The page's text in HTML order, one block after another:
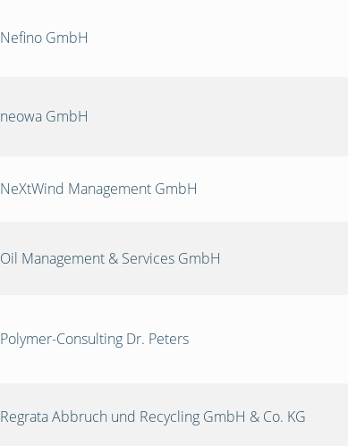
Nefino GmbH
neowa GmbH
NeXtWind Management GmbH
Oil Management & Services GmbH
Polymer-Consulting Dr. Peters
Regrata Abbruch und Recycling GmbH & Co. KG